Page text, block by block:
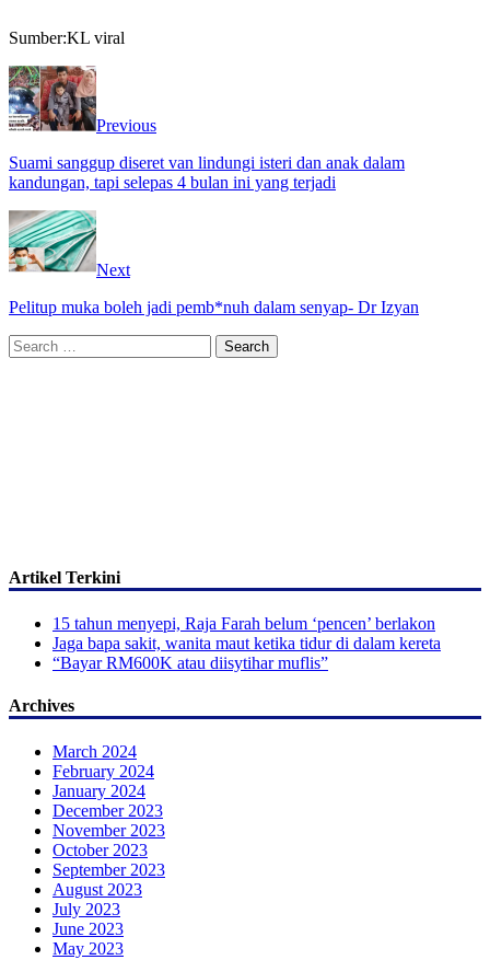
Sumber:KL viral
Previous
Suami sanggup diseret van lindungi isteri dan anak dalam
kandungan, tapi selepas 4 bulan ini yang terjadi
Next
Pelitup muka boleh jadi pemb*nuh dalam senyap- Dr Izyan
Search
for:
Artikel Terkini
15 tahun menyepi, Raja Farah belum ‘pencen’ berlakon
Jaga bapa sakit, wanita maut ketika tidur di dalam kereta
“Bayar RM600K atau diisytihar muflis”
Archives
March 2024
February 2024
January 2024
December 2023
November 2023
October 2023
September 2023
August 2023
July 2023
June 2023
May 2023